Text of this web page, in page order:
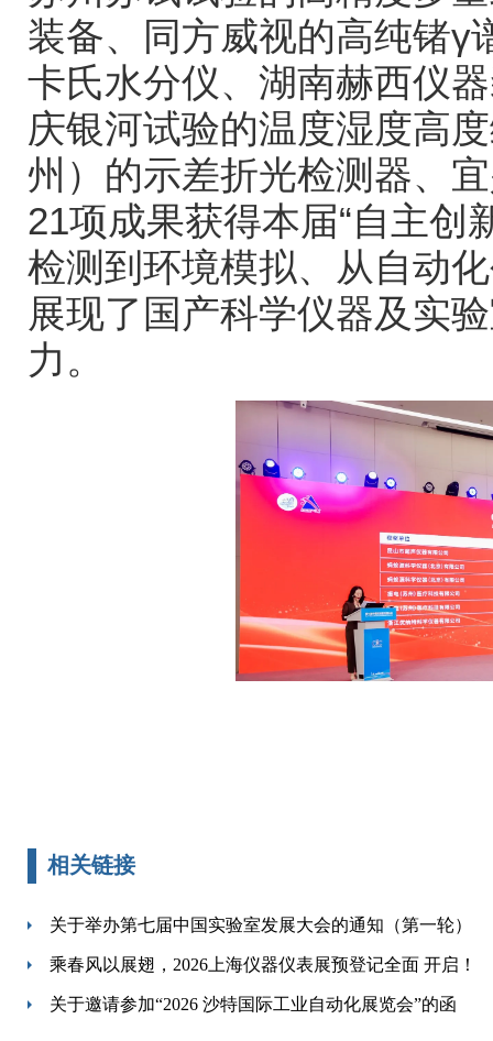
装备、同方威视的高纯锗γ
卡氏水分仪、湖南赫西仪
庆银河试验的温度湿度高
州）的示差折光检测器、
21项成果获得本届“自主创
检测到环境模拟、从自动
展现了国产科学仪器及实
力。
相关链接
关于举办第七届中国实验室发展大会的通知（第一轮）
乘春风以展翅，2026上海仪器仪表展预登记全面 开启！
关于邀请参加“2026 沙特国际工业自动化展览会”的函